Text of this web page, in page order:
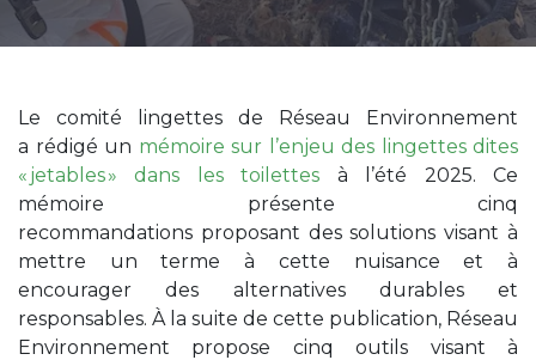
Le comité lingettes de Réseau Environnement
a rédigé un mémoire sur l’enjeu des lingettes dites
« jetables » dans les toilettes à l’été 2025. Ce
mémoire présente cinq
recommandations proposant des solutions visant à
mettre un terme à cette nuisance et à
encourager des alternatives durables et
responsables. À la suite de cette publication, Réseau
Environnement propose cinq outils visant à